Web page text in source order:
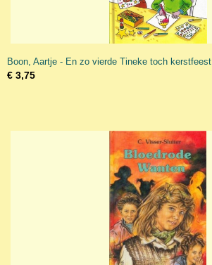
Boon, Aartje - En zo vierde Tineke toch kerstfeest
€ 3,75